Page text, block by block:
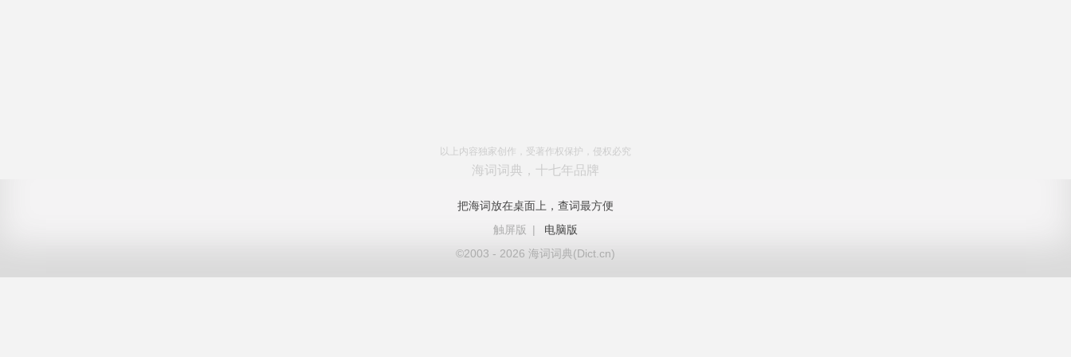
以上内容独家创作，受著作权保护，侵权必究
海词词典，十七年品牌
把海词放在桌面上，查词最方便
触屏版
|
电脑版
©2003 - 2026 海词词典(Dict.cn)